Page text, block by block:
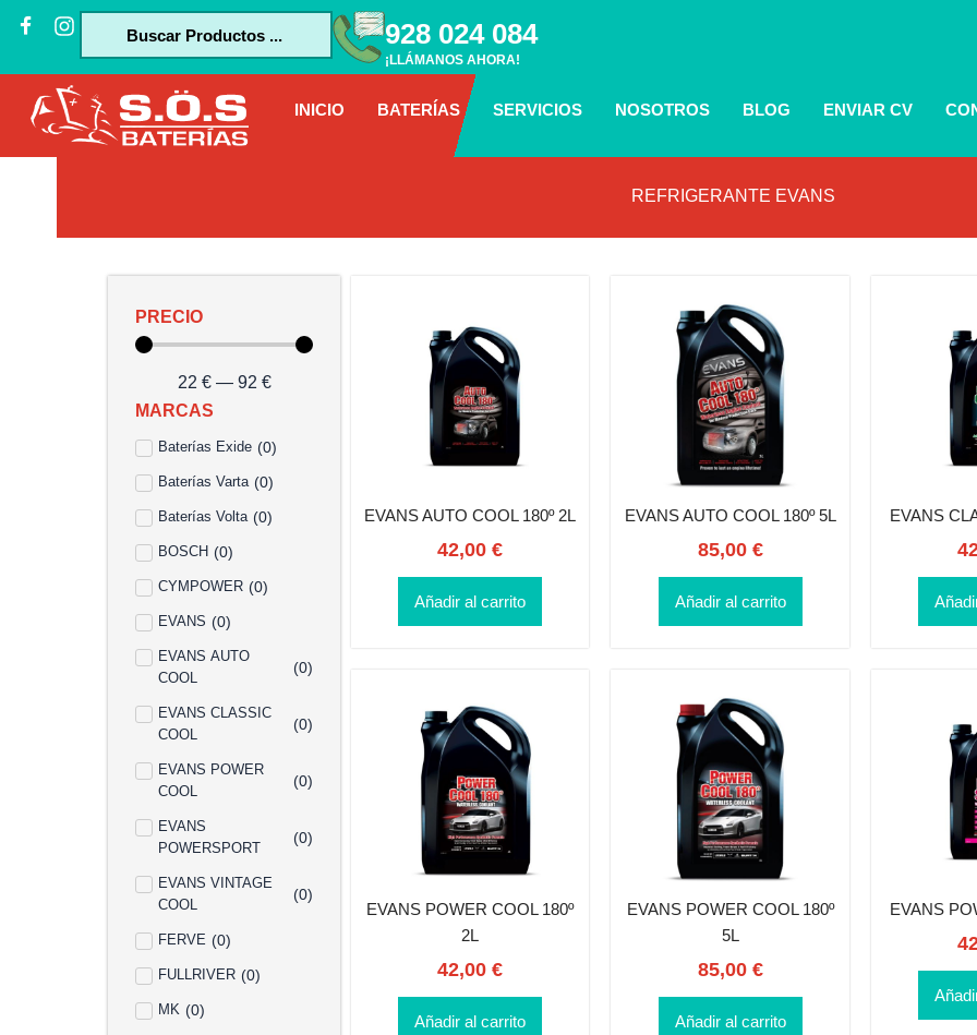
J
k
a
c
I
n
t
a
g
928 024 084
¡LLÁMANOS AHORA!
INICIO BATERÍAS SERVICIOS NOSOTROS BLOG ENVIAR CV
REFRIGERANTE EVANS
PRECIO
22 €— 92 €
MARCAS
Baterías Exide (0)
Baterías Varta (0)
Baterías Volta (0)
BOSCH (0)
CYMPOWER (0)
EVANS (0)
EVANS AUTO
COOL
(0)
EVANS CLASSIC
COOL
(0)
EVANS POWER
COOL
(0)
EVANS
POWERSPORT
(0)
EVANS VINTAGE
COOL
(0)
FERVE (0)
FULLRIVER (0)
MK (0)
EVANS AUTO COOL 180º 2L
42,00€
Añadir al carrito
EVANS AUTO COOL 180º 5L
85,00 €
Añadir al carrito
EVANS
EVANS POWER COOL 180º
2L
42,00€
Añadir al carrito
EVANS POWER COOL 180º
5L
85,00 €
Añadir al carrito
EVANS